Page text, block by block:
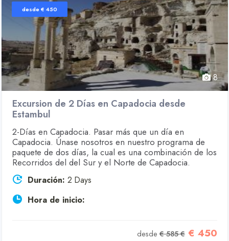
desde € 450
8
Excursion de 2 Días en Capadocia desde
Estambul
2-Días en Capadocia. Pasar más que un día en
Capadocia. Únase nosotros en nuestro programa de
paquete de dos días, la cual es una combinación de los
Recorridos del del Sur y el Norte de Capadocia.
Duración: 2 Days
Hora de inicio:
desde € 585 €€ 450